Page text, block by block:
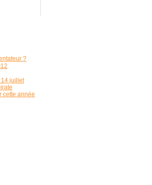
?
14 juillet
cette année